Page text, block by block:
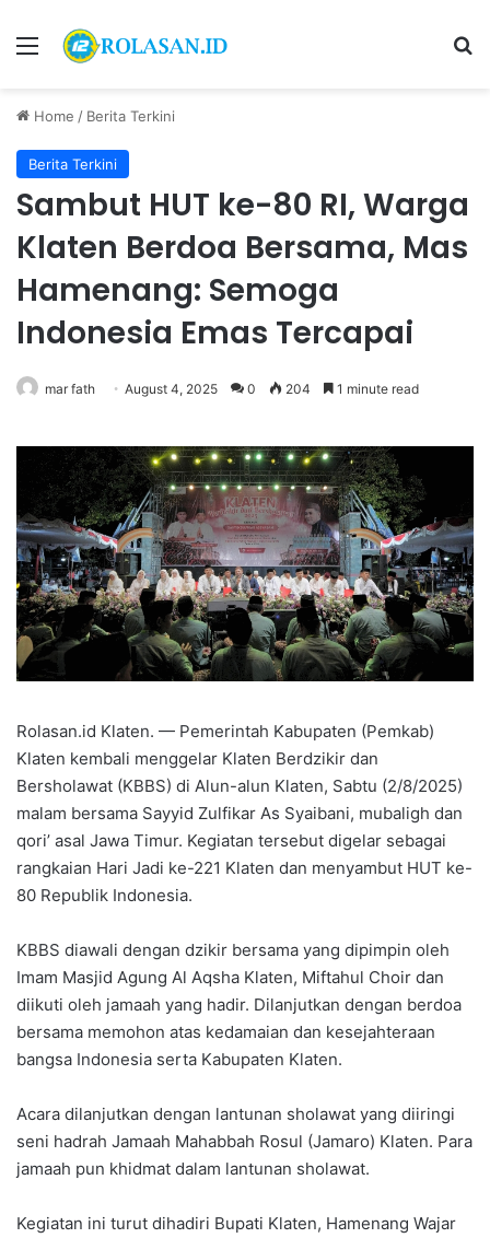
Menu
Home / Berita Terkini
Berita Terkini
Sambut HUT ke-80 RI, Warga
Klaten Berdoa Bersama, Mas
Hamenang: Semoga
Indonesia Emas Tercapai
mar fath August 4, 2025 0 204 1 minute read
Rolasan.id Klaten. — Pemerintah Kabupaten (Pemkab)
Klaten kembali menggelar Klaten Berdzikir dan
Bersholawat (KBBS) di Alun-alun Klaten, Sabtu (2/8/2025)
malam bersama Sayyid Zulfikar As Syaibani, mubaligh dan
qori’ asal Jawa Timur. Kegiatan tersebut digelar sebagai
rangkaian Hari Jadi ke-221 Klaten dan menyambut HUT ke-
80 Republik Indonesia.
KBBS diawali dengan dzikir bersama yang dipimpin oleh
Imam Masjid Agung Al Aqsha Klaten, Miftahul Choir dan
diikuti oleh jamaah yang hadir. Dilanjutkan dengan berdoa
bersama memohon atas kedamaian dan kesejahteraan
bangsa Indonesia serta Kabupaten Klaten.
Acara dilanjutkan dengan lantunan sholawat yang diiringi
seni hadrah Jamaah Mahabbah Rosul (Jamaro) Klaten. Para
jamaah pun khidmat dalam lantunan sholawat.
Kegiatan ini turut dihadiri Bupati Klaten, Hamenang Wajar